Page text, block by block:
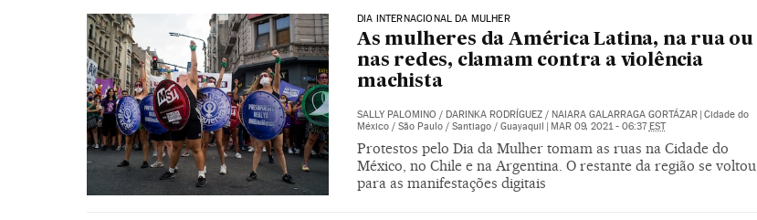
DIA INTERNACIONAL DA MULHER
As mulheres da América Latina, na rua ou
nas redes, clamam contra a violência
machista
SALLY PALOMINO / DARINKA RODRÍGUEZ/ NAIARA GALARRAGA GORTÁZAR Cidade do
México / São Paulo / Santiago / Guayaquil
MAR 09, 2021 - 06:37 EST
Protestos pelo Dia da Mulher tomam as ruas na Cidade do
México, no Chile e na Argentina. O restante da região se voltou
para as manifestações digitais